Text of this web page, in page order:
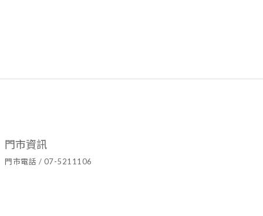
門市資訊
門市電話 / 07-5211106